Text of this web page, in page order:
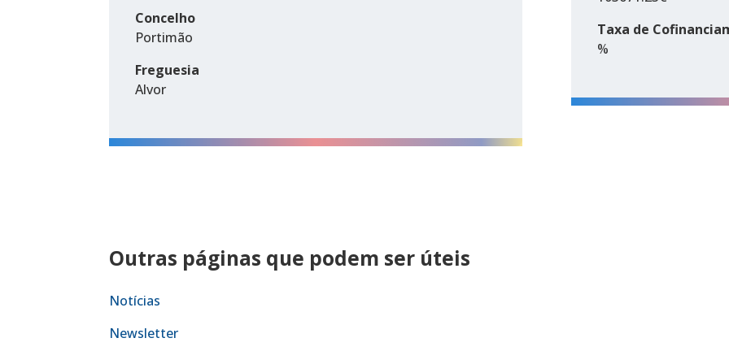
Concelho
Portimão
Freguesia
Alvor
Taxa de
%
Outras páginas que podem ser úteis
Notícias
Newsletter